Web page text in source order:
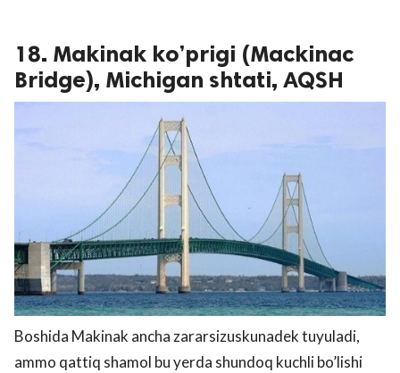
18. Makinak ko’prigi (Mackinac
Bridge), Michigan shtati, AQSH
Boshida Makinak ancha zararsizuskunadek tuyuladi,
ammo qattiq shamol bu yerda shundoq kuchli bo’lishi